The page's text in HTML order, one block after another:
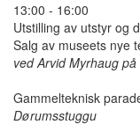
13:00 - 16:00
Utstilling av utstyr og
Salg av museets nye
ved Arvid Myrhaug
Gammelteknisk
Dørumsstuggu